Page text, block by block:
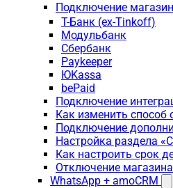
Подключение
Т-Банк (ex-Tinkoff)
Модульбанк
Сбербанк
Paykeeper
ЮKassa
bePaid
Подключение
Как изменить
Подключение
Настройка раздела
Как настроить срок
Отключение
WhatsApp + amoCRM